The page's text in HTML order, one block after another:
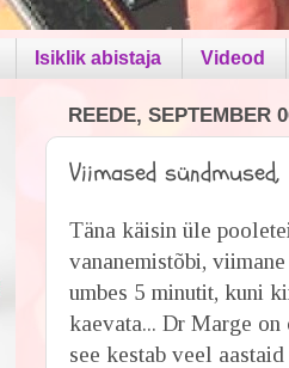
Isiklik abistaja Videod
REEDE, SEPTEMBER
Viimased
Täna käisin üle
vananemistõbi,
umbes 5 minutit, kuni
kaevata... Dr Marge
see kestab veel